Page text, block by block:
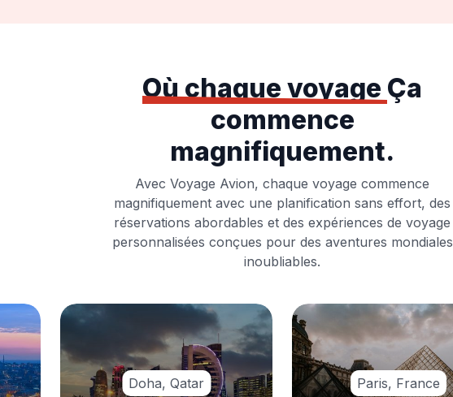
Où chaque voyage Ça
commence
magnifiquement.
Avec Voyage Avion, chaque voyage commence
magnifiquement avec une planification sans effort, des
réservations abordables et des expériences de voyage
personnalisées conçues pour des aventures mondiales
inoubliables.
Doha, Qatar Paris, France